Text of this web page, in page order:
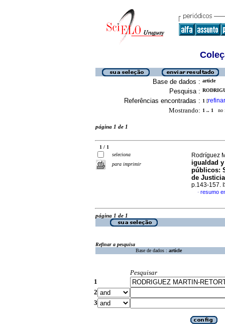
Base de dados : article
Pesquisa :
Referências encontradas : 1 [refinar
Mostrando: 1 .. 1 no
página 1 de 1
1 / 1
seleciona
para imprimir
Rodríguez
igualdad
públicos:
de
p.143-157.
· resumo
página 1 de 1
Refinar a pesquisa
Base de dados : article
Pesquisar
1
2
3